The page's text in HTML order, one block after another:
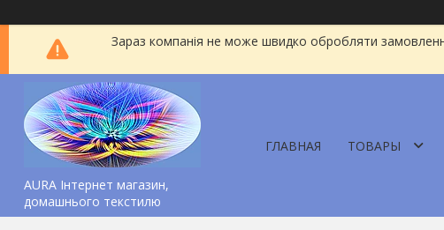
Зараз компанія не може швидко обробляти
AURA Інтернет магазин,
домашнього текстилю
ГЛАВНАЯ ТОВАРЫ